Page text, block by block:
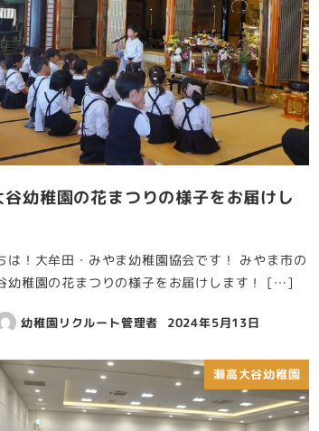
谷幼稚園の花まつりの様子をお届けし
は！大牟田・みやま幼稚園協会です！ みやま市の
幼稚園の花まつりの様子をお届けします！ […]
幼稚園リクルート管理者 2024年5月13日
瀬高大谷幼稚園